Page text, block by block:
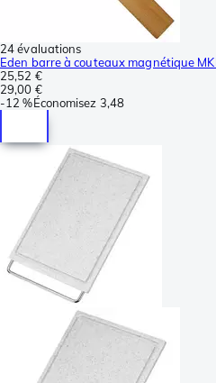
24 évaluations
Eden barre à couteaux magnétique
25,52 €
29,00 €
-12 %Économisez 3,48